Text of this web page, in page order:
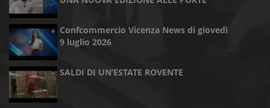
Confcommercio Vicenza News di giovedì
9 luglio 2026
SALDI DI UN’ESTATE ROVENTE